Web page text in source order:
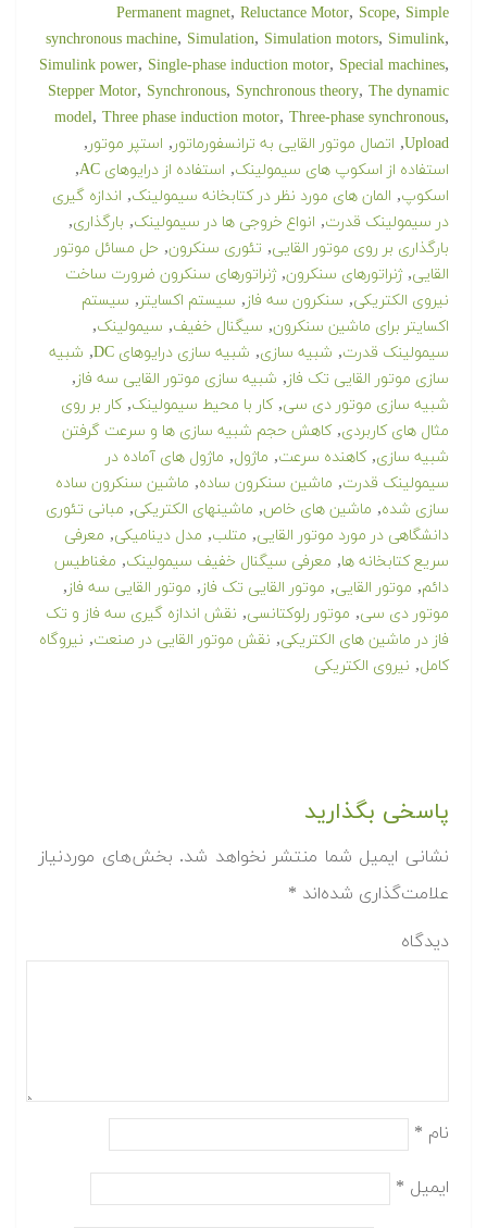
Permanent magnet,Reluctance Motor,Scope,Simple
synchronous machine,Simulation,Simulation motors,Simulink
Simulink power,Single-phase induction motor,Special machines
Stepper Motor,Synchronous,Synchronous theory ,The dynamic
model, Three phase induction motor,Three-phase synchronous
Upload
,اتصال موتور القایی به ترانسفورماتور,استپر موتور ,
استفاده از اسکوپ های سیمولینک,استفاده از درایوهای AC ,
اسکوپ,المان های مورد نظر در کتابخانه سیمولینک,اندازه گیری
در سیمولینک قدرت ,انواع خروجی ها در سیمولینک,بارگذاری,
بارگذاری بر روی موتور القایی ,تئوری سنکرون,حل مسائل موتور
,ژنراتورهای سنکرون,ژنراتورهای سنکرون ضرورت ساخت
نیروی الکتریکی, سنکرون سه فاز,سیستم اکسایتر,سیستم
اکسایتر برای ماشین سنکرون,سیگنال خفیف ,سیمولینک,
سیمولینک قدرت ,شبیه سازی ,شبیه سازی درایوهای DC ,شبیه
سازی موتور القایی تک فاز,شبیه سازی موتور القایی سه فاز,
شبیه سازی موتور دی سی, کار با محیط سیمولینک,کار بر روی
مثال های کاربردی,کاهش حجم شبیه سازی ها و سرعت گرفتن
شبیه سازی ,کاهنده سرعت,ماژول ,ماژول های آماده در
سیمولینک قدرت ,ماشین سنکرون ساده,ماشین سنکرون ساده
سازی شده, ماشین های خاص ,ماشینهای الکتریکی, مبانی تئوری
دانشگاهی در مورد موتور القایی ,متلب ,مدل دینامیکی,معرفی
سریع کتابخانه ها,معرفی سیگنال خفیف سیمولینک,مغناطیس
موتور القایی ,موتور القایی تک فاز,موتور القایی سه فاز,
موتور دی سی, موتور رلوکتانسی,نقش اندازه گیری سه فاز و تک
فاز در ماشین های الکتریکی, نقش موتور القایی در صنعت,نیروگاه
,نیروی الکتریکی
پاسخی بگذارید
نشانی ایمیل شما منتشر نخواهد شد.بخش‌های موردنیاز
علامت‌گذاری شده‌اند*
دیدگاه
ایمیل*